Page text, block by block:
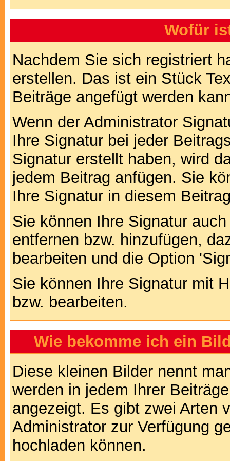
Wofür
Nachdem Sie sich registriert
erstellen. Das ist ein Stück
Beiträge angefügt werden
Wenn der Administrator
Ihre Signatur bei jeder
Signatur erstellt haben, wird
jedem Beitrag anfügen. Sie
Ihre Signatur in diesem
Sie können Ihre Signatur
entfernen bzw. hinzufügen,
bearbeiten und die Option
Sie können Ihre Signatur mit
bzw. bearbeiten.
Wie bekomme ich ein
Diese kleinen Bilder nennt
werden in jedem Ihrer
angezeigt. Es gibt zwei Arten
Administrator zur Verfügung
hochladen können.